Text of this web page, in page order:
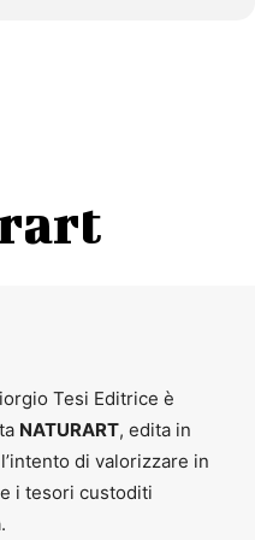
Tesi Editrice è
NATURART, edita in
di valorizzare in
i tesori custoditi